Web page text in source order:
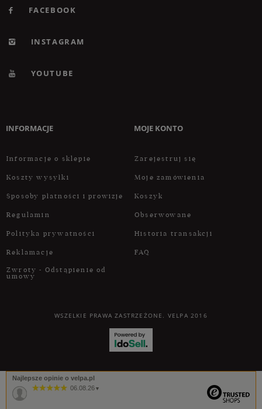
FACEBOOK
INSTAGRAM
YOUTUBE
INFORMACJE
Informacje o sklepie
Koszty wysyłki
Sposoby płatności i prowizje
Regulamin
Polityka prywatności
Reklamacje
Zwroty - Odstąpienie od
umowy
MOJE KONTO
Zarejestruj się
Moje zamówienia
Koszyk
Obserwowane
Historia transakcji
FAQ
WSZELKIE PRAWA ZASTRZEŻONE. VELPA 2016
Najlepsze opinie o velpa.pl
06.08.26 ▼